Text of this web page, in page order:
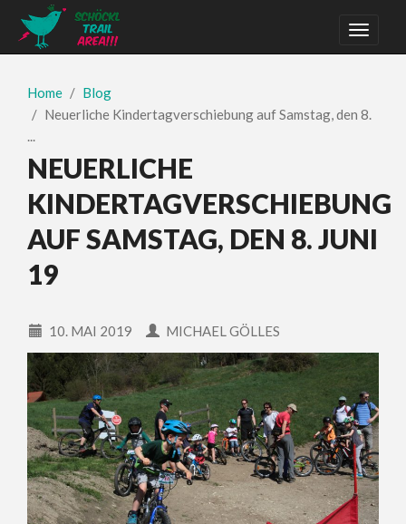
Home
Blog
Neuerliche Kindertagverschiebung auf Samstag, den 8.
...
NEUERLICHE
KINDERTAGVERSCHIEBUNG
AUF SAMSTAG, DEN 8. JUNI
19
10. MAI 2019 MICHAEL GÖLLES